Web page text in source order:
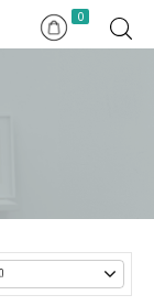
0